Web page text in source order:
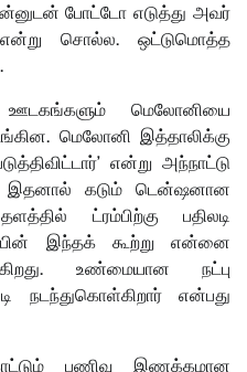
போட்டோ எடுத்து அவர்
என்று சொல்ல. ஒட்டுமொத்த
மெலோனியை
மெலோனி இத்தாலிக்கு
என்று அந்நாட்டு
இதனால் கடும் டென்ஷனான
ட்ரம்பிற்கு பதிலடி
இந்தக் கூற்று என்னை
உண்மையான நட்பு
நடந்துகொள்கிறார் என்பது
பணிவு இணக்கமான